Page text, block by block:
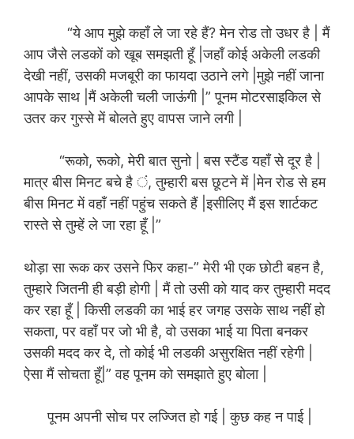
“ये आप मुझे कहाँ ले जा रहे हैं? मेन रोड तो उधर है | मैं
आप जैसे लडकों को खूब समझती हूँ |जहाँ कोई अकेली लडकी
देखी नहीं, उसकी मजबूरी का फायदा उठाने लगे |मुझे नहीं जाना
आपके साथ |मैं अकेली चली जाऊंगी |” पूनम मोटरसाइकिल से
उतर कर गुस्से में बोलते हुए वापस जाने लगी |
“रूको, रूको, मेरी बात सुनो | बस स्टैंड यहाँ से दूर है |
मात्र बीस मिनट बचे है ं, तुम्हारी बस छूटने में |मेन रोड से हम
बीस मिनट में वहाँ नहीं पहुंच सकते हैं |इसीलिए मैं इस शार्टकट
रास्ते से तुम्हें ले जा रहा हूँ |”
थोड़ा सा रूक कर उसने फिर कहा-” मेरी भी एक छोटी बहन है,
तुम्हारे जितनी ही बड़ी होगी | मैं तो उसी को याद कर तुम्हारी मदद
कर रहा हूँ | किसी लडकी का भाई हर जगह उसके साथ नहीं हो
सकता, पर वहाँ पर जो भी है, वो उसका भाई या पिता बनकर
उसकी मदद कर दे, तो कोई भी लडकी असुरक्षित नहीं रहेगी |
ऐसा मैं सोचता हूँ|” वह पूनम को समझाते हुए बोला |
पूनम अपनी सोच पर लज्जित हो गई | कुछ कह न पाई |